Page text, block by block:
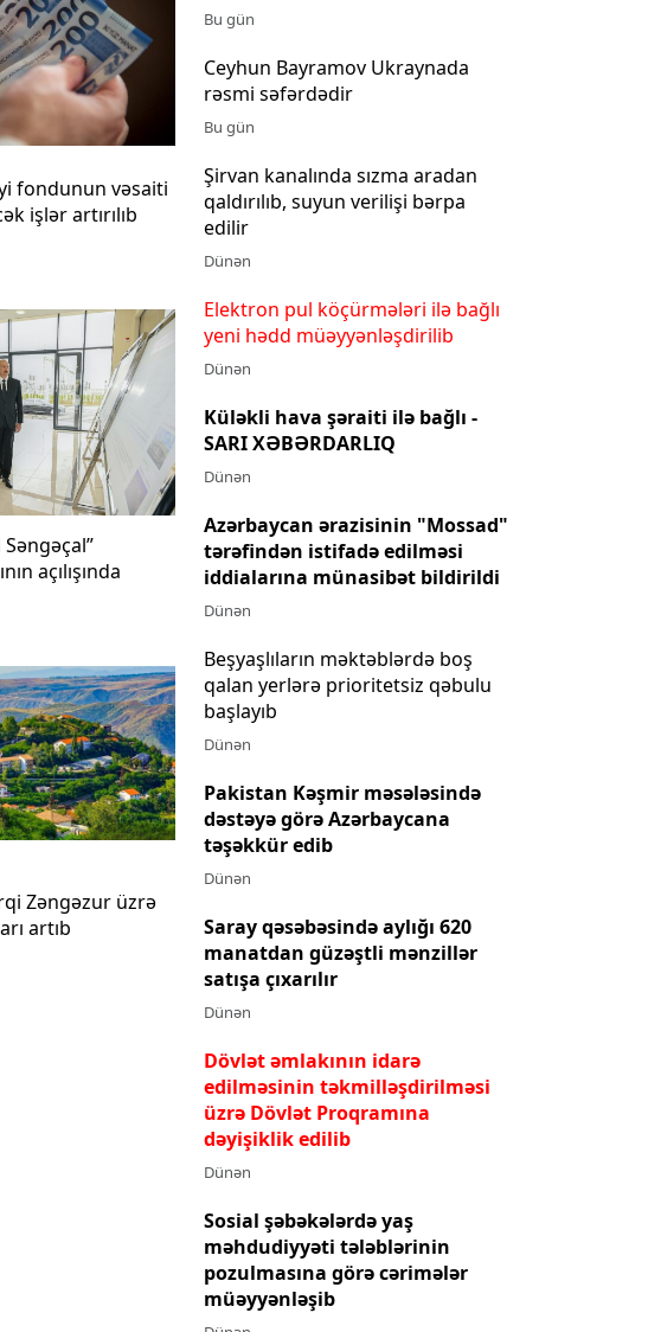
fondunun vəsaiti
işlər artırılıb
açılışında
Zəngəzur üzrə
artıb
Bu gün
Ceyhun Bayramov Ukraynada
rəsmi səfərdədir
Bu gün
Şirvan kanalında sızma aradan
qaldırılıb, suyun verilişi bərpa
edilir
Dünən
Elektron pul köçürmələri ilə bağlı
yeni hədd müəyyənləşdirilib
Dünən
Küləkli hava şəraiti ilə bağlı -
SARI XƏBƏRDARLIQ
Dünən
Azərbaycan ərazisinin "Mossad"
tərəfindən istifadə edilməsi
iddialarına münasibət bildirildi
Dünən
Beşyaşlıların məktəblərdə boş
qalan yerlərə prioritetsiz qəbulu
başlayıb
Dünən
Pakistan Kəşmir məsələsində
dəstəyə görə Azərbaycana
təşəkkür edib
Dünən
Saray qəsəbəsində aylığı 620
manatdan güzəştli mənzillər
satışa çıxarılır
Dünən
Dövlət əmlakının idarə
edilməsinin təkmilləşdirilməsi
üzrə Dövlət Proqramına
dəyişiklik edilib
Dünən
Sosial şəbəkələrdə yaş
məhdudiyyəti tələblərinin
pozulmasına görə cərimələr
müəyyənləşib